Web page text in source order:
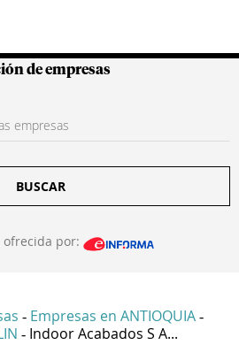
Colombianas
de empresas
BUSCAR
por:
- Empresas en ANTIOQUIA -
- Indoor Acabados S A...